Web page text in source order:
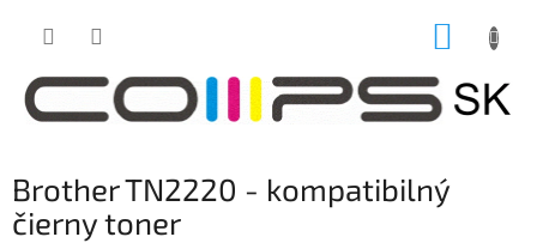
Brother TN2220 - kompatibilný
čierny toner